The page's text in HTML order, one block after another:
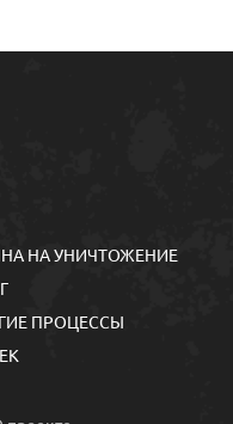
НА УНИЧТОЖЕНИЕ
ПРОЦЕССЫ